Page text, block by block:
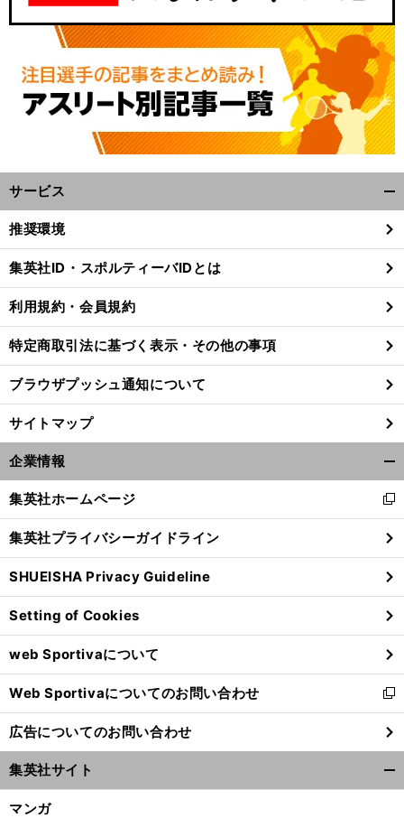
サービス
閉
る
推奨環境
集英社ID・スポルティーバIDとは
利用規約・会員規約
特定商取引法に基づく表示・その他の事項
ブラウザプッシュ通知について
サイトマップ
企業情報
閉
る
集英社ホームページ
新
し
い
ウ
ィ
ン
ド
ウ
で
開
く
集英社プライバシーガイドライン
SHUEISHA Privacy Guideline
Setting of Cookies
web Sportivaについて
Web Sportivaについてのお問い合わせ
新
し
い
ウ
ィ
ン
広告についてのお問い合わせ
集英社サイト
マンガ